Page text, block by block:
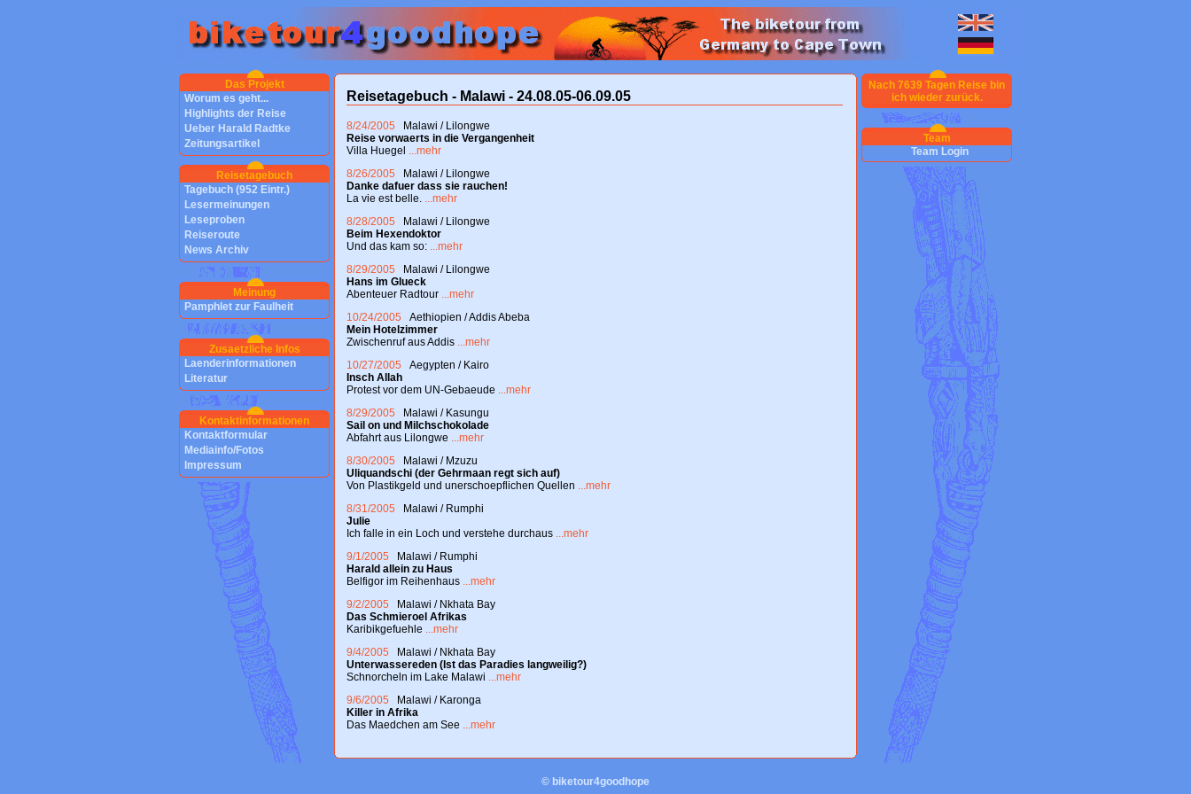
Das Projekt
Worum es geht...
Highlights der Reise
Ueber Harald Radtke
Zeitungsartikel
Reisetagebuch
Tagebuch (952 Eintr.)
Lesermeinungen
Leseproben
Reiseroute
News Archiv
Meinung
Pamphlet zur Faulheit
Zusaetzliche Infos
Laenderinformationen
Literatur
Kontaktinformationen
Kontaktformular
Mediainfo/Fotos
Impressum
Reisetagebuch - Malawi - 24.08.05-06.09.05
8/24/2005 Malawi / Lilongwe
Reise vorwaerts in die Vergangenheit
Villa Huegel ...mehr
8/26/2005 Malawi / Lilongwe
Danke dafuer dass sie rauchen!
La vie est belle. ...mehr
8/28/2005 Malawi / Lilongwe
Beim Hexendoktor
Und das kam so: ...mehr
8/29/2005 Malawi / Lilongwe
Hans im Glueck
Abenteuer Radtour ...mehr
10/24/2005 Aethiopien / Addis Abeba
Mein Hotelzimmer
Zwischenruf aus Addis ...mehr
10/27/2005 Aegypten / Kairo
Insch Allah
Protest vor dem UN-Gebaeude ...mehr
8/29/2005 Malawi / Kasungu
Sail on und Milchschokolade
Abfahrt aus Lilongwe ...mehr
8/30/2005 Malawi / Mzuzu
Uliquandschi (der Gehrmaan regt sich auf)
Von Plastikgeld und unerschoepflichen Quellen ...mehr
8/31/2005 Malawi / Rumphi
Julie
Ich falle in ein Loch und verstehe durchaus ...mehr
9/1/2005 Malawi / Rumphi
Harald allein zu Haus
Belfigor im Reihenhaus ...mehr
9/2/2005 Malawi / Nkhata Bay
Das Schmieroel Afrikas
Karibikgefuehle ...mehr
9/4/2005 Malawi / Nkhata Bay
Unterwassereden (Ist das Paradies langweilig?)
Schnorcheln im Lake Malawi ...mehr
9/6/2005 Malawi / Karonga
Killer in Afrika
Das Maedchen am See ...mehr
Nach 7639 Tagen Reise bin
ich wieder zurück.
Team
Team Login
© biketour4goodhope